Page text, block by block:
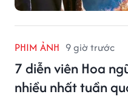
PHIM ẢNH 9 giờ trước
7 diễn viên Hoa
nhiều nhất tuần